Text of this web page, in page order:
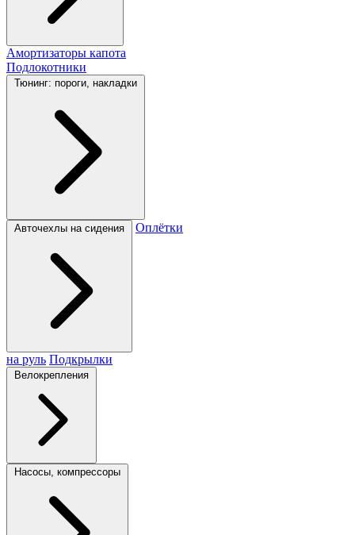
Амортизаторы капота
Подлокотники
Тюнинг: пороги, накладки
Авточехлы на сидения Оплётки
на руль Подкрылки
Велокрепления
Насосы, компрессоры